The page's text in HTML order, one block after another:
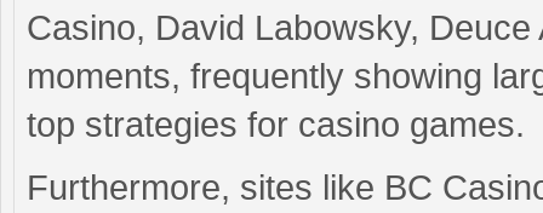
Casino, David Labowsky,
moments, frequently showing
top strategies for casino games.
Furthermore, sites like BC